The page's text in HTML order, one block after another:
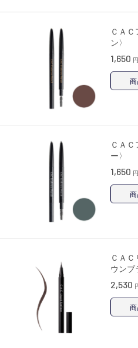
ＣＡ
ン〉
1,650 円
商
ＣＡ
ー〉
1,650 円
商
ＣＡ
ウンブ
2,530
商